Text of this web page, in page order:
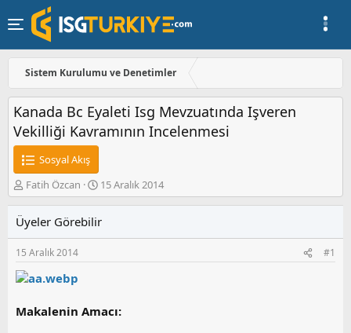
Sistem Kurulumu ve Denetimler
Kanada Bc Eyaleti Isg Mevzuatında Işveren
Vekilliği Kavramının Incelenmesi
Sosyal Akış
K
o
u
y
u
b
a
l
Fatih Özcan
B
a
l
a
t
15 Aralık 2014
Üyeler Görebilir
15 Aralık 2014 #1
Makalenin Amacı: